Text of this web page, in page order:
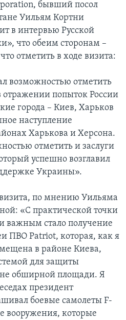
бывший посол
Уильям Кортни
в интервью Русской
что обеим сторонам –
отметить в ходе визита:
возможностью отметить
попыток России
города – Киев, Харьков
наступление
Харькова и Херсона.
отметить и заслуги
успешно возглавил
Украины».
по мнению Уильяма
«С практической точки
важным стало получение
ПВО Patriot, которая, как я
в районе Киева,
для защиты
обширной площади. Я
президент
боевые самолеты F-
вооружения, которые